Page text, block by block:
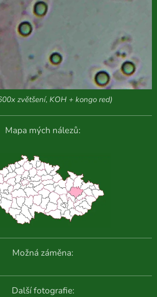
zvětšení, KOH + kongo red)
Mapa mých nálezů:
Možná záměna:
Další fotografie: